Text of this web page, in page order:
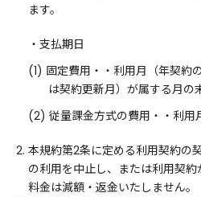
ます。
・支払期日
(1) 固定費用・・利用月（年契約
は契約更新月）が属する月の
(2) 従量課金方式の費用・・利用
2. 本規約第2条に定める利用契約の
の利用を中止し、または利用契
料金は減額・返金いたしません。